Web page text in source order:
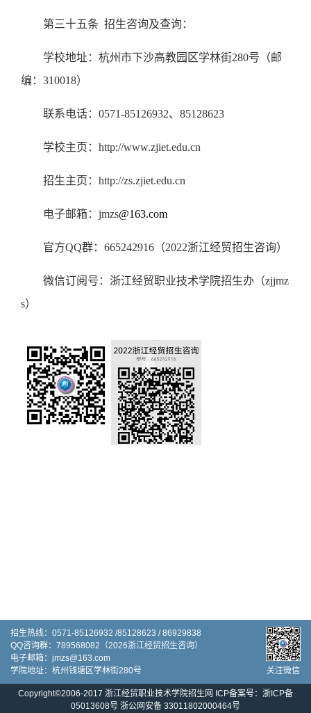
第三十五条 招生咨询及查询：
学校地址：杭州市下沙高教园区学林街280号（邮
编： 310018）
联系电话： 0571-85126932、 85128623
学校主页： http://www.zjiet.edu.cn
招生主页： http://zs.zjiet.edu.cn
电子邮箱： jmzs@163.com
官方QQ群： 665242916 （2022浙江经贸招生咨询）
微信订阅号：浙江经贸职业技术学院招生办（zjjmz
s）
招生热线：0571-85126932 /85128623 / 86929838
QQ咨询群：789568082（2026浙江经贸招生咨询）
电子邮箱：jmzs@163.com
学院地址：杭州钱塘区学林街280号
关注微信
Copyright©2006-2017 浙江经贸职业技术学院招生网 ICP备案号：浙ICP备
05013608号 浙公网安备 33011802000464号